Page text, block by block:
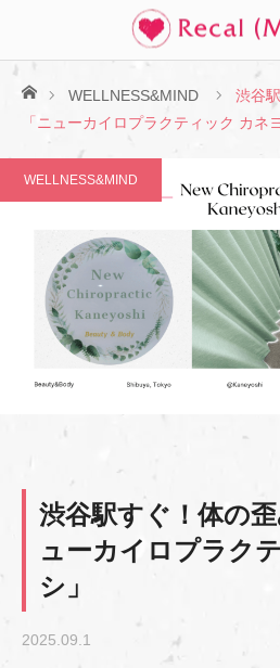
ホームWELLNESS&MIND
渋谷
「ニューカイロプラクティック カネ
WELLNESS&MIND
渋谷駅すぐ！体の
ューカイロプラク
シ」
2025.09.1